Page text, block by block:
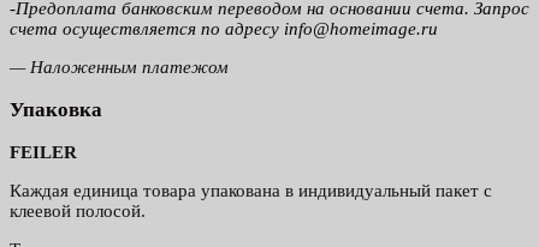
-Предоплата банковским переводом на основании счета. Запрос
счета осуществляется по адресу info@homeimage.ru
— Наложенным платежом
Упаковка
FEILER
Каждая единица товара упакована в индивидуальный пакет с
клеевой полосой.